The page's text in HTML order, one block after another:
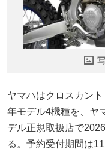
ヤマハはクロスカン
年モデル4機種を、ヤ
デル正規取扱店で
る。予約受付期間は